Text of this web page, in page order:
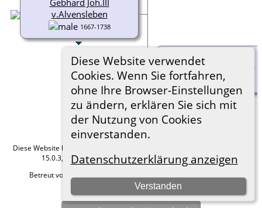
Diese Website verwendet
Cookies. Wenn Sie fortfahren,
ohne Ihre Browser-Einstellungen
zu ändern, erklären Sie sich mit
der Nutzung von Cookies
einverstanden.
Datenschutzerklärung anzeigen
Verstanden
v.Alvensleben
1667-1738
Magda. v.Buchenau
1625-1698
Diese Website läuft mit
15.0.3, programmiert von Darrin Lythgoe © 2001-2026.
Betreut von
Hier geht es zum Impressum